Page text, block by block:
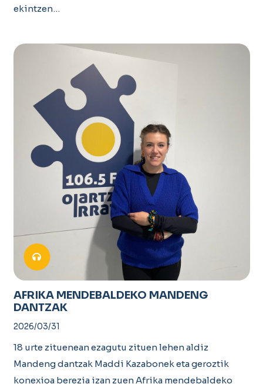
ekintzen…
AFRIKA MENDEBALDEKO MANDENG
DANTZAK
2026/03/31
18 urte zituenean ezagutu zituen lehen aldiz
Mandeng dantzak Maddi Kazabonek eta geroztik
konexioa berezia izan zuen Afrika mendebaldeko